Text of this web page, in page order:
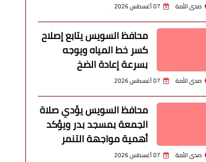
صدى الأمة 07 أغسطس 2026
محافظ السويس يتابع إصلاح
كسر خط المياه ويوجه
بسرعة إعادة الضخ
صدى الأمة 07 أغسطس 2026
محافظ السويس يؤدي صلاة
الجمعة بمسجد بدر ويؤكد
أهمية مواجهة التنمر
صدى الأمة 07 أغسطس 2026